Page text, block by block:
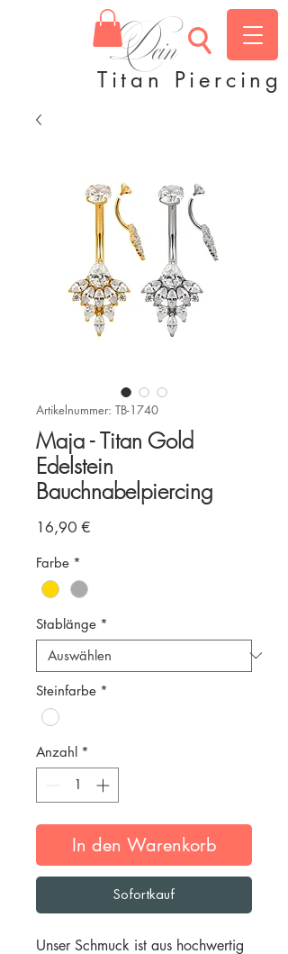
Titan Piercing
Dein
Artikelnummer: TB-1740
Maja - Titan Gold
Edelstein
Bauchnabelpiercing
16,90 €
Farbe *
Stablänge *
Steinfarbe *
Anzahl *
In den Warenkorb
Sofortkauf
Unser Schmuck ist aus hochwertig